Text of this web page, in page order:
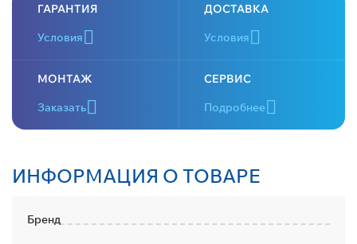
ГАРАНТИЯ
Условия
ДОСТАВКА
Условия
МОНТАЖ
Заказать
СЕРВИС
Подробнее
ИНФОРМАЦИЯ О ТОВАРЕ
Бренд